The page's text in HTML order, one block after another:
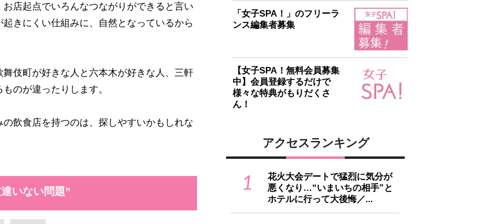
店起点でいろんなつながりができると言い
きにくい仕組みに、自然となっているから
伎町が好きな人と六本木が好きな人、三軒
のが違ったりします。
飲食店を持つのは、探しやすいかもしれな
いない問題”
「女子SPA！」のフリーラ
ンス編集者募集
【女子SPA！無料会員募集
中】会員登録するだけで
様々な特典がもりだくさ
ん！
アクセスランキング
1
花火大会デートで猛烈に気分が
悪くなり…“いまいちの相手”と
ホテルに行って大後悔／...